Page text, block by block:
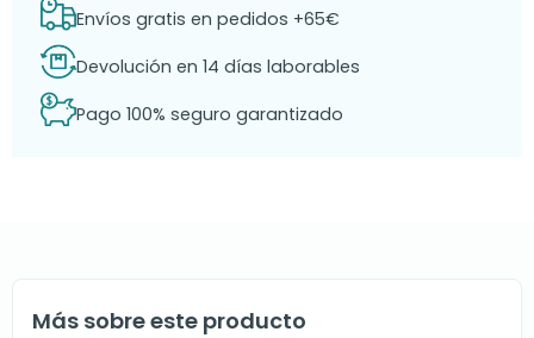
Envíos gratis en pedidos +65€
Devolución en 14 días laborables
Pago 100% seguro garantizado
Más sobre este producto